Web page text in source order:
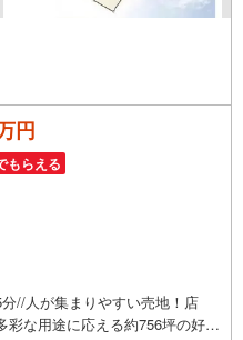
円
もらえる
//人が集まりやすい売地！店
彩な用途に応える約756坪の好立